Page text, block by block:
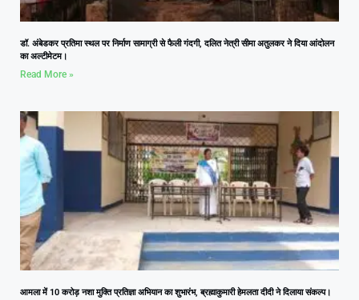
डॉ. अंबेडकर प्रतिमा स्थल पर निर्माण सामाग्री से फैली गंदगी, दलित नेत्री सीमा अतुलकर ने दिया आंदोलन
का अल्टीमेटम।
Read More »
आमला में 10 करोड़ नशा मुक्ति प्रतिज्ञा अभियान का शुभारंभ, ब्रह्माकुमारी हेमलता दीदी ने दिलाया संकल्प।